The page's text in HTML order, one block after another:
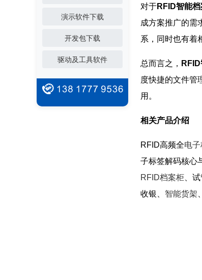
演示软件下载
开发包下载
驱动及工具软件
对于RFID智能
成方案推广的需
系，同时也有着
总而言之，
度快捷的文件管
用。
相关产品介绍
RFID高频全电
子标签解码核心
RFID档案柜 、
收银、 智能货架